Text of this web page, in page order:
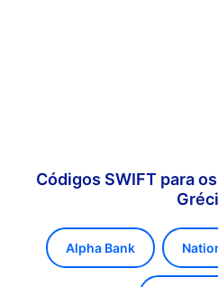
Códigos SWIFT para
Alpha Bank